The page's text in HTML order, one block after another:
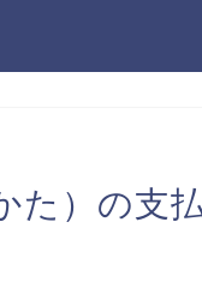
た）の支